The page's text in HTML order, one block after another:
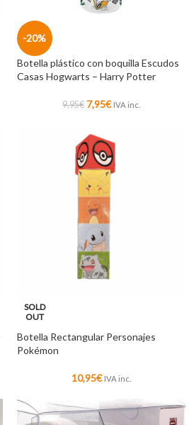
-20%
Botella plástico con boquilla Escudos
Casas Hogwarts – Harry Potter
9,95€ 7,95€ IVA inc.
SOLD
OUT
Botella Rectangular Personajes
Pokémon
10,95€ IVA inc.